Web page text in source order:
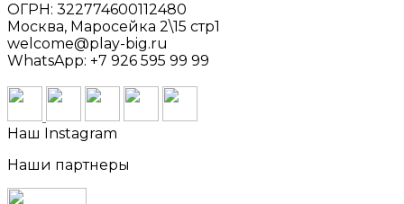
ОГРН: 322774600112480
Москва, Маросейка 2\15 стр1
welcome@play-big.ru
WhatsApp: +7 926 595 99 99
Наш Instagram
Наши партнеры